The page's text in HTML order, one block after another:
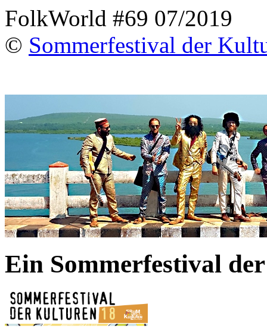
FolkWorld #69 07/2019
© Sommerfestival der
Ein Sommerfestival